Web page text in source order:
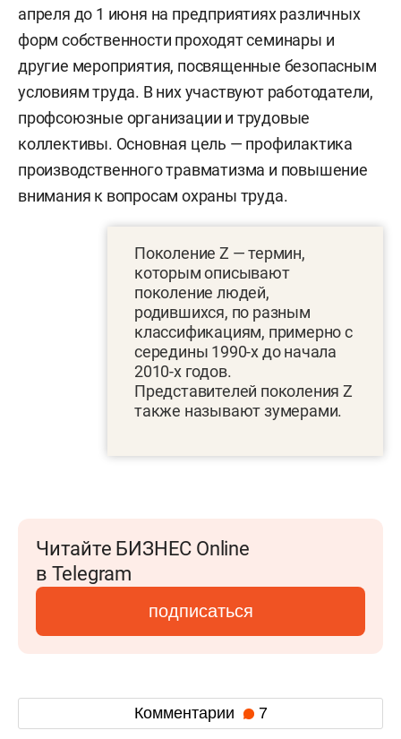
апреля до 1 июня на предприятиях различных
форм собственности проходят семинары и
другие мероприятия, посвященные безопасным
условиям труда. В них участвуют работодатели,
профсоюзные организации и трудовые
коллективы. Основная цель — профилактика
производственного травматизма и повышение
внимания к вопросам охраны труда.
Поколение Z — термин,
которым описывают
поколение людей,
родившихся, по разным
классификациям, примерно с
середины 1990-х до начала
2010-х годов.
Представителей поколения Z
также называют зумерами.
Читайте БИЗНЕС Online
в Telegram
подписаться
Комментарии 7